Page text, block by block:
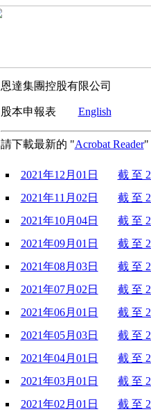
恩達集團控股有限公司
股本申報表 English
請下載最新的 "Acrobat Reader"
2021年12月01日
截 至
2021年11月02日
截 至
2021年10月04日
截 至
2021年09月01日
截 至
2021年08月03日
截 至
2021年07月02日
截 至
2021年06月01日
截 至
2021年05月03日
截 至
2021年04月01日
截 至
2021年03月01日
截 至
2021年02月01日
截 至